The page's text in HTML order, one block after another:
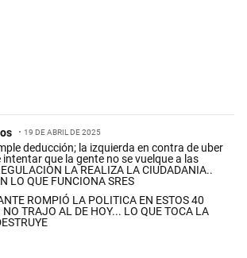
19 DE ABRIL DE 2025
deducción; la izquierda en contra de uber
intentar que la gente no se vuelque a las
LA REALIZA LA CIUDADANIA..
LO QUE FUNCIONA SRES
ROMPIÓ LA POLITICA EN ESTOS 40
NO TRAJO AL DE HOY... LO QUE TOCA LA